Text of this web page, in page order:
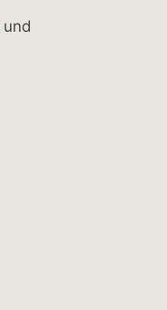
und